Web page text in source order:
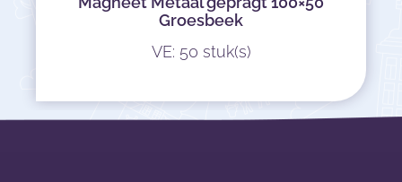
Groesbeek
VE: 50 stuk(s)